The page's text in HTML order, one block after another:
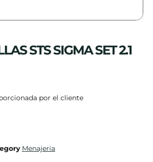
STS SIGMA SET 2.1
por el cliente
Menajeria